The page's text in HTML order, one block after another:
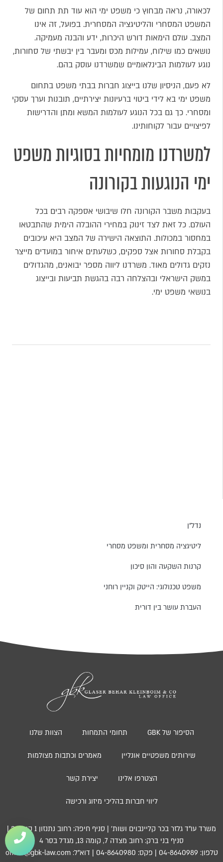
נדל״ן
ליטיגציה מסחרית ומשפט מסחרי
קרנות השקעה והון סיכון
משפט טכנולוגי: הייטק וקניין רוחני
העברת עושר בין דורית
לכאורה, נראה מבחוץ כי משפט ימי הוא עוד תת תחום של
המשפט המסחרי והליטיגציה המסחרית. בפועל, זה אינו
המצב. עולם הימאות דורש היכרות, ידע והבנה מעמיקה.
נושאים כמו שילוח, עמילות מכס ומעבר בין יבשתי של סחורות,
נוגע לעולמות הבינלאומיים שמשרדנו עוסק בהם.
לא פעם, הניסיון שלנו בייצוג חברות בבתי משפט בתחום
משפט ימי בא לידי ביטוי ברעיונות יצירתיים, תובנות וערך עסקי
ומסחרי. כך גם בכל הנוגע לעולמות המשא ומתן והדרישות
לפיצויים עבור לקוחותינו.
למשרדנו מומחיות בסוגיות משפט
ימי הנוגעות בקורונה
בעקבות משבר הקורונה חלו שיבושי אספקה רבים בכל
העולם. כל זאת לצד זינוק במחירי ההובלה הימית שהתבטאו
במחסור במכולות. התוצאה הישירה של המצב היא עיכובים
בקבלת סחורות אצל ספקים, כשלעתים איחור במועדים מייצר
נזקים גדולים מאוד. משרדנו ליווה מספר יבואנים, מהגדולים
במשק הישראלי ובהצלחה רבה בהגשת תביעות ובייצוג
בנושאי משפט ימי.
הסיפור של GBK תחומי התמחות הצוות שלנו
שירותים משפטיים אונליין מאמרים וכתבות מצולמות
הצטרפו אלינו יצירת קשר
ליווי חברות בהליכי מיזוג ורכישה
משרד עו”ד גלזר בכר קליינבוים ושות’ | סניף חיפה: רחוב נתנזון 1 קומה 3 |
סניף בני ברק: רחוב מצדה 7, קומה 13, מגדל בסר 4
טלפון: 04-8640989 | פקס: 04-8640980 | דוא”ל: office@gbk-law.com